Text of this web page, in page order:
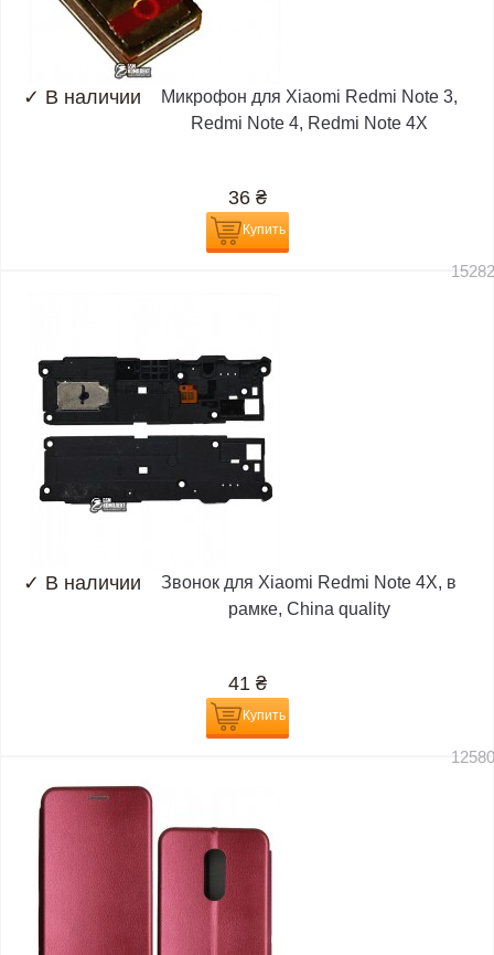
✓ В наличии
Микрофон для Xiaomi Redmi Note 3,
Redmi Note 4, Redmi Note 4X
36 ₴
Купить
✓ В наличии
Звонок для Xiaomi Redmi Note 4X, в
рамке, China quality
41 ₴
Купить